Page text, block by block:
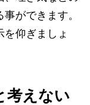
ができます。
仰ぎましょ
考えない